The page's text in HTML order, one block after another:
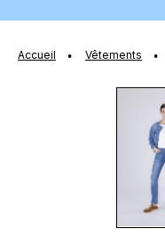
Accueil Vêtements
galerie